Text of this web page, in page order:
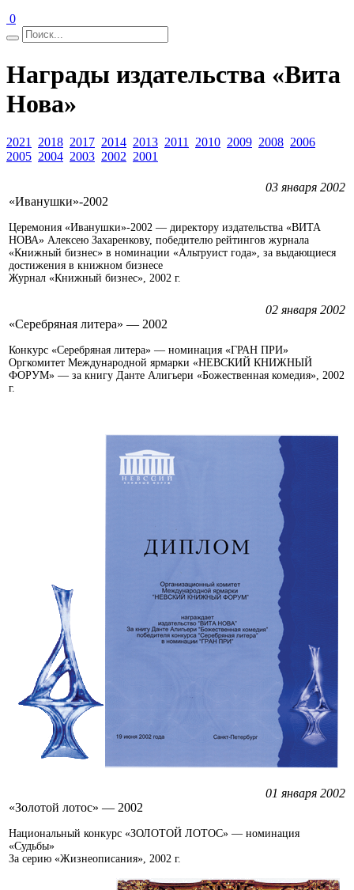
0
Награды издательства «Вита
Нова»
2021 2018 2017 2014 2013 2011 2010 2009 2008 2006
2005 2004 2003 2002 2001
03 января 2002
«Иванушки»-2002
Церемония «Иванушки»-2002 — директору издательства «ВИТА
НОВА» Алексею Захаренкову, победителю рейтингов журнала
«Книжный бизнес» в номинации «Альтруист года», за выдающиеся
достижения в книжном бизнесе
Журнал «Книжный бизнес», 2002 г.
02 января 2002
«Серебряная литера» — 2002
Конкурс «Серебряная литера» — номинация «ГРАН ПРИ»
Оргкомитет Международной ярмарки «НЕВСКИЙ КНИЖНЫЙ
ФОРУМ» — за книгу Данте Алигьери «Божественная комедия», 2002
г.
01 января 2002
«Золотой лотос» — 2002
Национальный конкурс «ЗОЛОТОЙ ЛОТОС» — номинация
«Судьбы»
За серию «Жизнеописания», 2002 г.